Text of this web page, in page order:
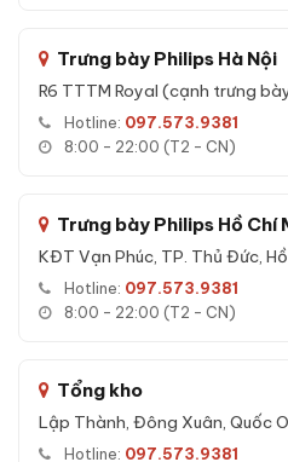
Khóa cơ:Chìa dự phòng khi
App Tuya:Mở qua điện
Bảo mật nâng cao:
Báo động kép khi sai mật mã
Khoang bí mật riêng cho tài
Vách ngăn tháo rời linh hoạt.
Trưng bày Philips Hà Nội
R6 TTTM Royal (cạnh trưng
Hotline: 097.573.9381
8:00 - 22:00 (T2 - CN)
Trưng bày Philips Hồ Chí
KĐT Vạn Phúc, TP. Thủ Đức,
Hotline: 097.573.9381
8:00 - 22:00 (T2 - CN)
Tổng kho
Lập Thành, Đông Xuân, Quốc
Hotline: 097.573.9381